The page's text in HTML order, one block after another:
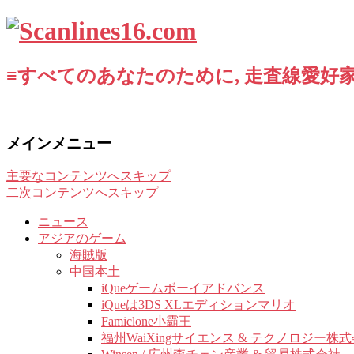
≡すべてのあなたのために, 走査線愛好
メインメニュー
主要なコンテンツへスキップ
二次コンテンツへスキップ
ニュース
アジアのゲーム
海賊版
中国本土
iQueゲームボーイアドバンス
iQueは3DS XLエディションマリオ
Famiclone小霸王
福州WaiXingサイエンス & テクノロジー株